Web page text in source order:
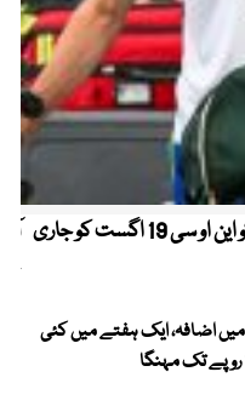
کیریبین پریمیئر لیگ ، قومی کرکٹرز کو این او سی 19 اگست کو جاری
اضافہ، ایک ہفتے میں کئی